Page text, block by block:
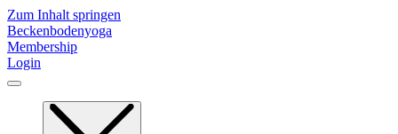
Zum Inhalt springen
Beckenbodenyoga
Membership
Login